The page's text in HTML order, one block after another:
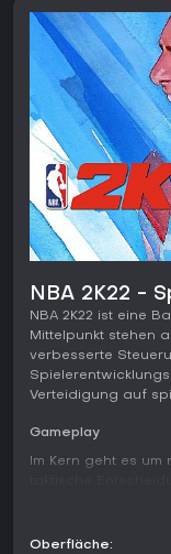
NBA 2K22 -
NBA 2K22 ist eine
Mittelpunkt stehen
verbesserte
Verteidigung auf
Gameplay
Im Kern geht es
Postspiel stehen
Oberfläche: